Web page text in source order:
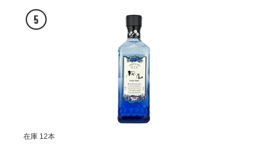
在庫 12本